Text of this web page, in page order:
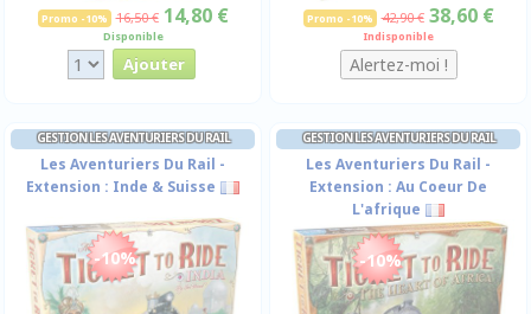
Promo -10% 16,50 € 14,80 €
Disponible
Promo -10% 42,90 € 38,60 €
Indisponible
GESTION LES AVENTURIERS DU RAIL
Les Aventuriers Du Rail -
Extension : Inde & Suisse
-10%
GESTION LES AVENTURIERS DU RAIL
Les Aventuriers Du Rail -
Extension : Au Coeur De
L'afrique
-10%